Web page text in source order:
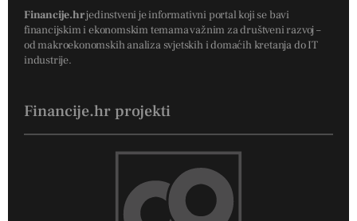
Financije.hrjedinstveni je informativni portal koji se bavi
financijskim i ekonomskim temama važnim za društveni razvoj –
od makroekonomskih analiza svjetskih i domaćih kretanja do IT
industrije.
Financije.hr projekti